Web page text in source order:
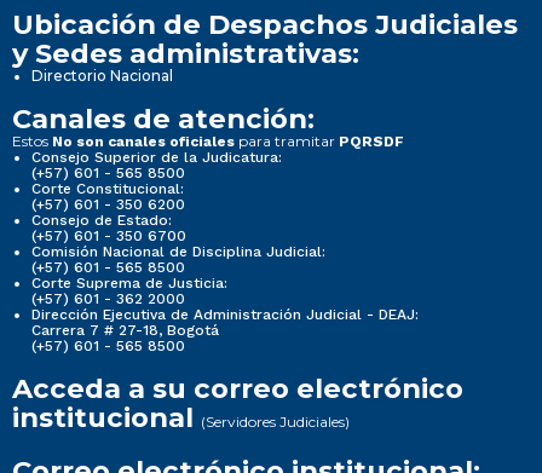
Ubicación de Despachos Judiciales
y Sedes administrativas:
Directorio Nacional
Canales de atención:
Estos No son canales oficiales para tramitar PQRSDF
Consejo Superior de la Judicatura:
(+57) 601 - 565 8500
Corte Constitucional:
(+57) 601 - 350 6200
Consejo de Estado:
(+57) 601 - 350 6700
Comisión Nacional de Disciplina Judicial:
(+57) 601 - 565 8500
Corte Suprema de Justicia:
(+57) 601 - 362 2000
Dirección Ejecutiva de Administración Judicial - DEAJ:
Carrera 7 # 27-18, Bogotá
(+57) 601 - 565 8500
Acceda a su correo electrónico
institucional (Servidores Judiciales)